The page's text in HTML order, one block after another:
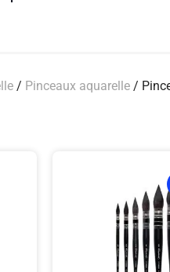
/ Pinceaux aquarelle /